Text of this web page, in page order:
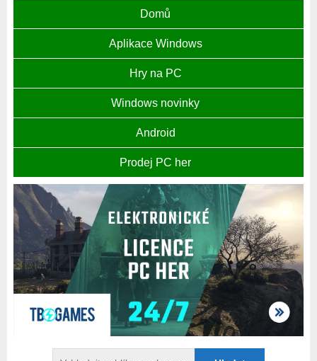
Domů
Aplikace Windows
Hry na PC
Windows novinky
Android
Prodej PC her